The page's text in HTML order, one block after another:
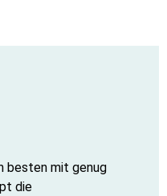
besten mit genug
die